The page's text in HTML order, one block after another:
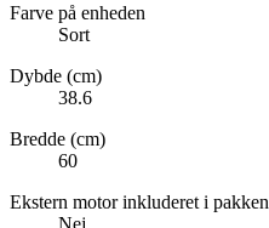
Farve på enheden
Sort
Dybde (cm)
38.6
Bredde (cm)
60
Ekstern motor inkluderet i pakken
Nej